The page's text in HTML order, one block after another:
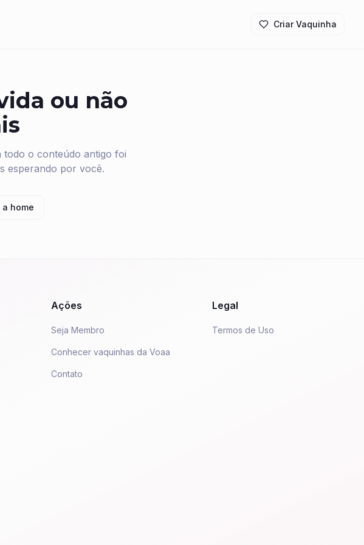
Criar Vaquinha
ou não
todo o conteúdo antigo foi
esperando por você.
home
Ações
Seja Membro
Conhecer vaquinhas da Voaa
Contato
Legal
Termos de Uso